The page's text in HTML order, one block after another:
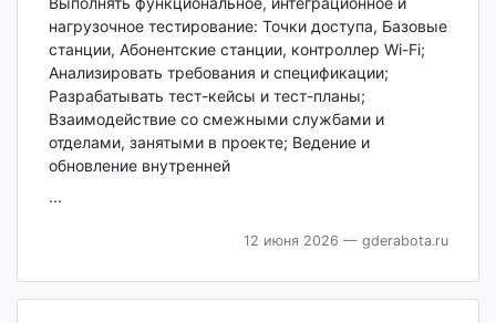
нагрузочное тестирование: Точки доступа, Базовые
станции, Абонентские станции, контроллер Wi-Fi;
Анализировать требования и спецификации;
Разрабатывать тест-кейсы и тест-планы;
Взаимодействие со смежными службами и
отделами, занятыми в проекте; Ведение и
обновление внутренней
...
12 июня 2026 — gderabota.ru